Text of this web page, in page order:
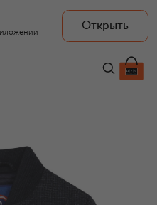
Открыть
214 500 ₽